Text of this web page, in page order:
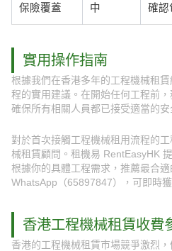
保險覆蓋 中 確認
實用操作指南
根據我們在香港多年的工程機械租
程的實用建議。在開始任何工程前
確保所有相關人員都已接受適當的安
對於首次接觸工程機械租用流程的
械租賃顧問。租機易 RentEasyHK
根據你的具體工程需求，推薦最合
WhatsApp（65897847），可即時
香港工程機械租賃收費
香港的工程機械租賃市場競爭激烈